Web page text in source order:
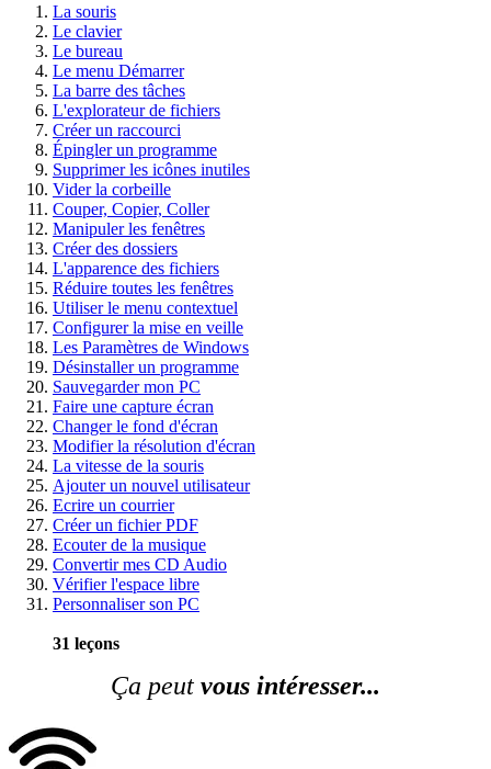
La souris
Le clavier
Le bureau
Le menu Démarrer
La barre des tâches
L'explorateur de fichiers
Créer un raccourci
Épingler un programme
Supprimer les icônes inutiles
Vider la corbeille
Couper, Copier, Coller
Manipuler les fenêtres
Créer des dossiers
L'apparence des fichiers
Réduire toutes les fenêtres
Utiliser le menu contextuel
Configurer la mise en veille
Les Paramètres de Windows
Désinstaller un programme
Sauvegarder mon PC
Faire une capture écran
Changer le fond d'écran
Modifier la résolution d'écran
La vitesse de la souris
Ajouter un nouvel utilisateur
Ecrire un courrier
Créer un fichier PDF
Ecouter de la musique
Convertir mes CD Audio
Vérifier l'espace libre
Personnaliser son PC
31 leçons
Ça peut vous intéresser...